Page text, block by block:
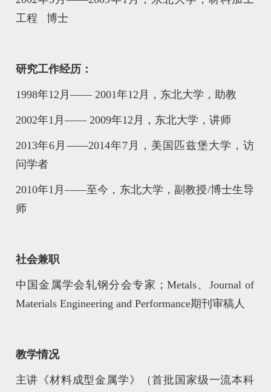
工程 博士
研究工作经历：
1998年12月—— 2001年12月，东北大学，助教
2002年1月—— 2009年12月，东北大学，讲师
2013年6月——2014年7月，美国匹兹堡大学，访
问学者
2010年1月——至今，东北大学，副教授/博士生导
师
社会兼职
中国金属学会轧钢分会专家；Metals、Journal of
Materials Engineering and Performance期刊审稿人
教学情况
主讲《材料成型金属学》（首批国家级一流本科